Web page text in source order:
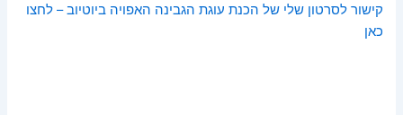
קישור לסרטון שלי של הכנת עוגת הגבינה האפויה ביוטיוב – לחצו
כאן